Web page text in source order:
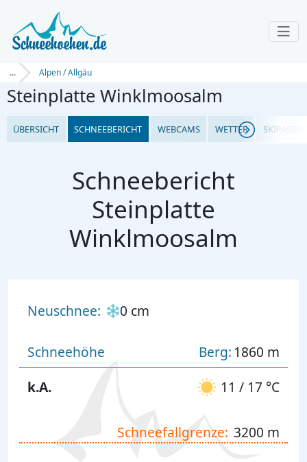
... Alpen / Allgäu
Steinplatte Winklmoosalm
ÜBERSICHT SCHNEEBERICHT WEBCAMS WETTER
Schneebericht
Steinplatte
Winklmoosalm
Neuschnee: 0 cm
Schneehöhe Berg: 1860 m
k.A.
11 / 17 °C
Schneefallgrenze: 3200 m